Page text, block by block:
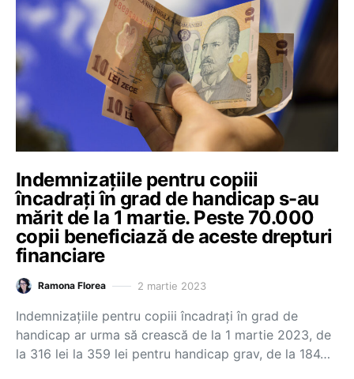
Indemnizațiile pentru copiii
încadrați în grad de handicap s-au
mărit de la 1 martie. Peste 70.000
copii beneficiază de aceste drepturi
financiare
Ramona Florea 2 martie 2023
Indemnizațiile pentru copiii încadrați în grad de
handicap ar urma să crească de la 1 martie 2023, de
la 316 lei la 359 lei pentru handicap grav, de la 184…